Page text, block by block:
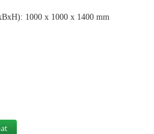
1000 x 1000 x 1400 mm